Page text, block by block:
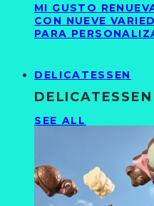
MI GUSTO
CON NUEVE
PARA
DELICATESSEN
DELICATESSEN
SEE ALL